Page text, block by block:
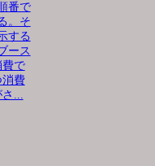
番で
。そ
する
ース
費で
消費
さ...